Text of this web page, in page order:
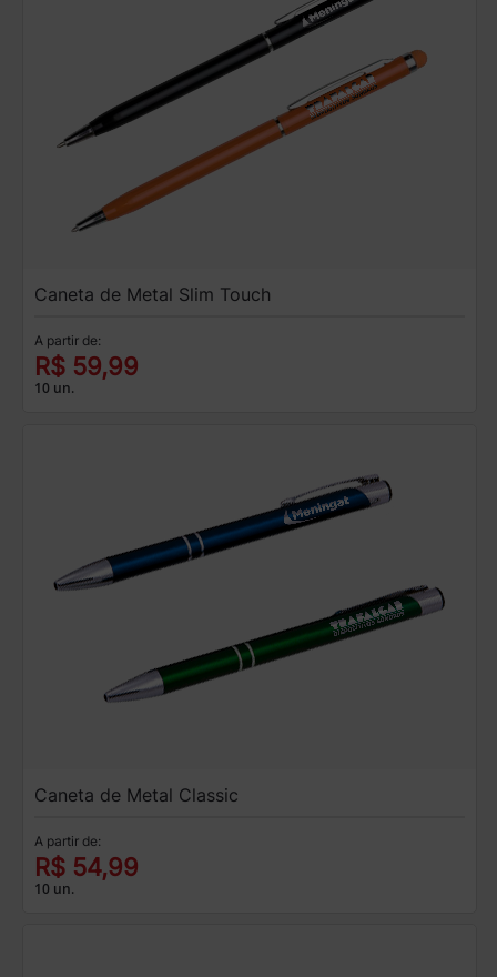
Caneta de Metal Slim Touch
A partir de:
R$ 59,99
10 un.
Caneta de Metal Classic
A partir de:
R$ 54,99
10 un.